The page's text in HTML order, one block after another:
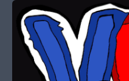
Skip to content